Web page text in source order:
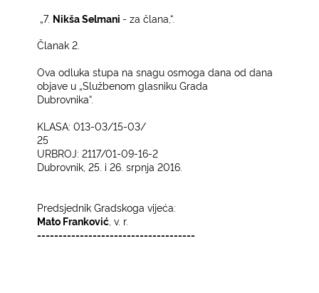
„7. Nikša Selmani - za člana,“.
Članak 2.
Ova odluka stupa na snagu osmoga dana od dana
objave u „Službenom glasniku Grada
Dubrovnika“.
KLASA: 013-03/15-03/
25
URBROJ: 2117/01-09-16-2
Dubrovnik, 25. i 26. srpnja 2016.­
Predsjednik Gradskoga vijeća:
Mato Franković , v. r.
-------------------------------------